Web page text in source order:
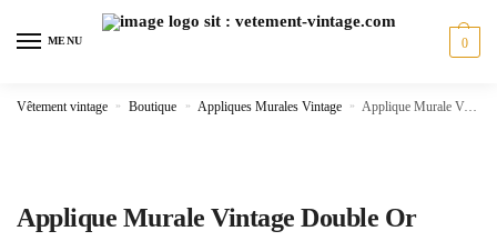
MENU 0
Vêtement vintage » Boutique » Appliques Murales Vintage » Applique Murale Vintage Double Or
Applique Murale Vintage Double Or